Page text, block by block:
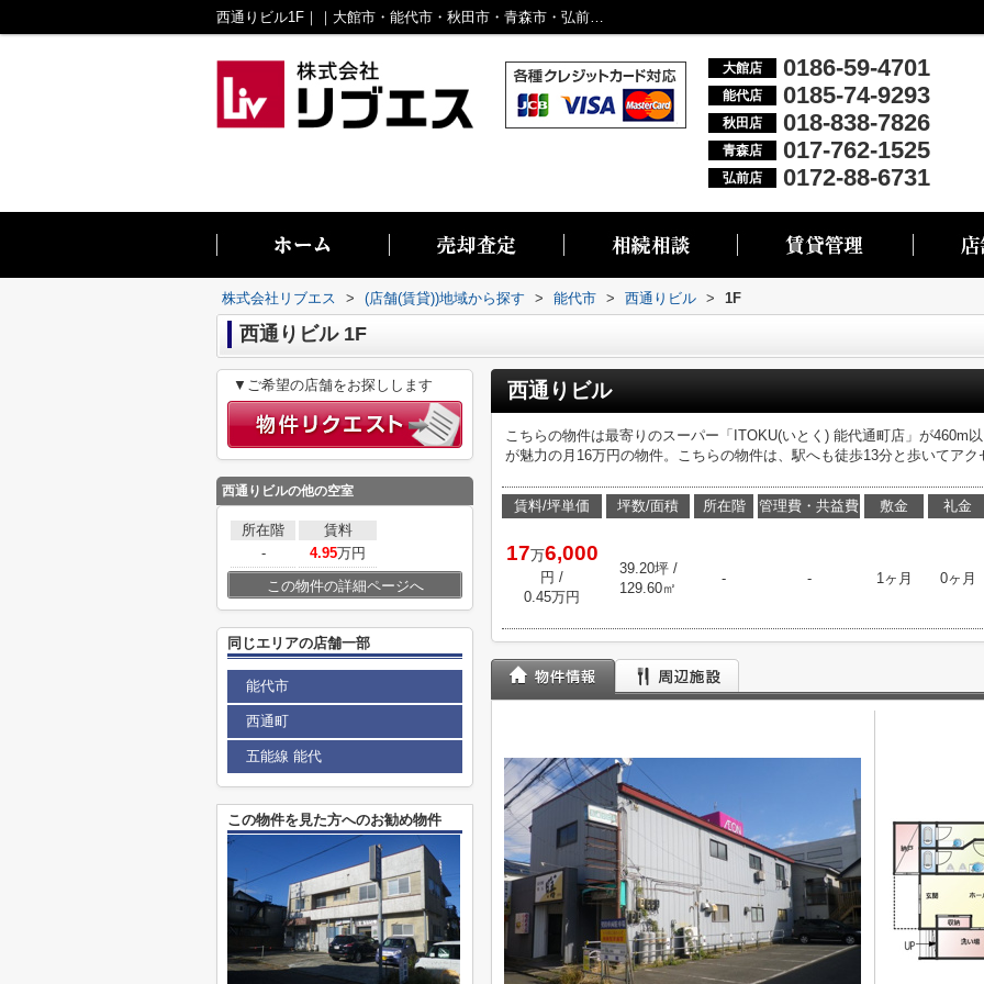
西通りビル1F｜｜大館市・能代市・秋田市・青森市・弘前市の不動産情報なら株式会社リブエス
大館店 0186-59-4701
能代店 0185-74-9293
秋田店 018-838-7826
青森店 017-762-1525
弘前店 0172-88-6731
株式会社リブエス > (店舗(賃貸))地域から探す > 能代市 > 西通りビル > 1F
西通りビル 1F
西通りビル
こちらの物件は最寄りのスーパー「ITOKU(いとく) 能代通町店」が460m
が魅力の月16万円の物件。こちらの物件は、駅へも徒歩13分と歩いてアク
賃料/坪単価
17万6,000
円 /
0.45万円
坪数/面積
39.20坪 /
129.60㎡
所在階
-
管理費・共益費
-
敷金
1ヶ月
礼金
0ヶ月
▼ご希望の店舗をお探しします
西通りビルの他の空室
所在階
賃料
-
4.95万円
この物件の詳細ページへ
同じエリアの店舗一部
能代市
西通町
五能線 能代
この物件を見た方へのお勧め物件